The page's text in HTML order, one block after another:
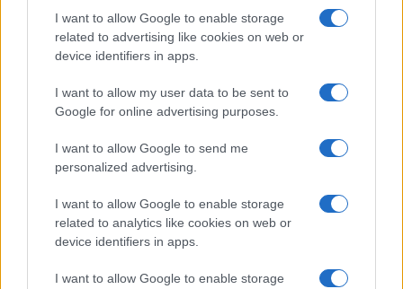
I want to allow Google to enable storage
related to advertising like cookies on web or
device identifiers in apps.
I want to allow my user data to be sent to
Google for online advertising purposes.
I want to allow Google to send me
personalized advertising.
I want to allow Google to enable storage
related to analytics like cookies on web or
device identifiers in apps.
I want to allow Google to enable storage
Atletico
Madrid
LIGA
15h00
Racing
Domingo 17 de enero de 2027
Atletico
LIGA